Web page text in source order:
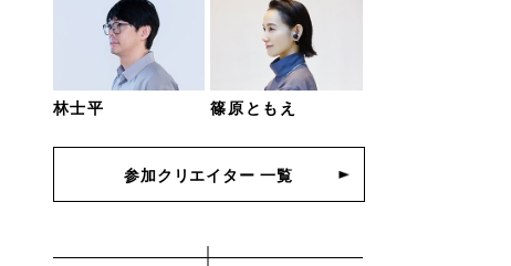
林士平 篠原ともえ
参加クリエイター 一覧